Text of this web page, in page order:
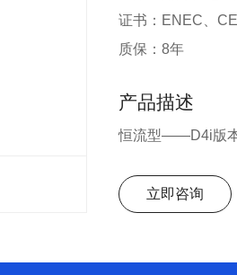
证书：ENEC、
质保：8年
产品描述
恒流型——D4i版
立即咨询